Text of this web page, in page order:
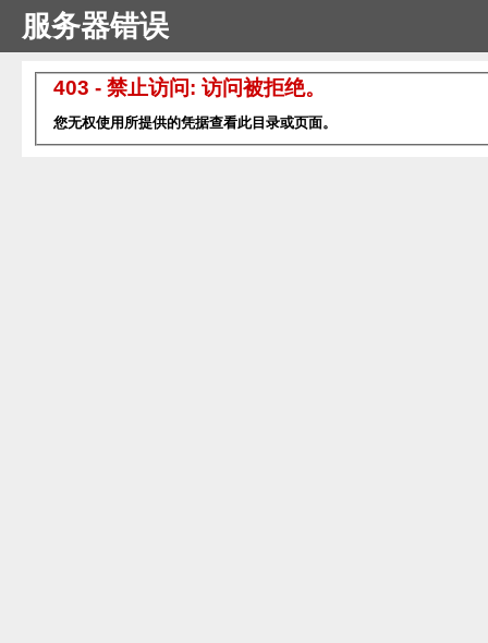
服务器错误
403 - 禁止访问: 访问被拒绝。
您无权使用所提供的凭据查看此目录或页面。